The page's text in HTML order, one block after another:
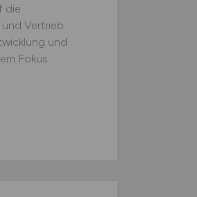
die
Vertrieb
und
Fokus